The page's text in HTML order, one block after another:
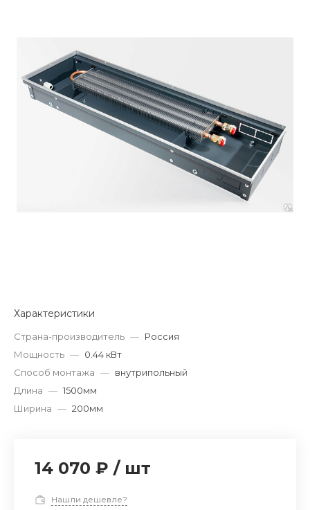
Характеристики
Страна-производитель — Россия
Мощность — 0.44 кВт
Способ монтажа — внутрипольный
Длина — 1500мм
Ширина — 200мм
14 070 ₽ / шт
Нашли дешевле?